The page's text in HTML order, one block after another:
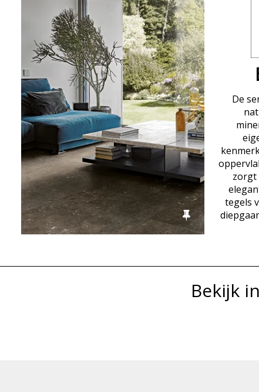
De
zorgt
tegels
Bekijk